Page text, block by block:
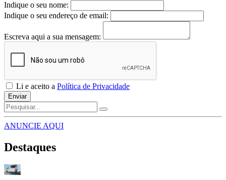
Indique o seu nome:
Indique o seu endereço de email:
Escreva aqui a sua mensagem:
Li e aceito a Política de Privacidade
Enviar
ANUNCIE AQUI
Destaques